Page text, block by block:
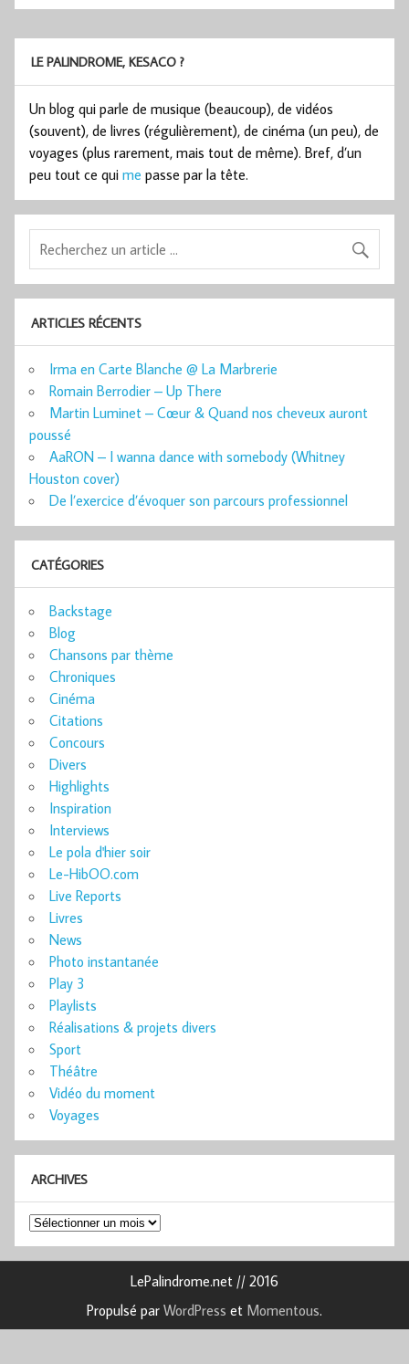
LE PALINDROME, KESACO ?
Un blog qui parle de musique (beaucoup), de vidéos
(souvent), de livres (régulièrement), de cinéma (un peu), de
voyages (plus rarement, mais tout de même). Bref, d’un
peu tout ce qui me passe par la tête.
ARTICLES RÉCENTS
Irma en Carte Blanche @ La Marbrerie
Romain Berrodier – Up There
Martin Luminet – Cœur & Quand nos cheveux auront
poussé
AaRON – I wanna dance with somebody (Whitney
Houston cover)
De l’exercice d’évoquer son parcours professionnel
CATÉGORIES
Backstage
Blog
Chansons par thème
Chroniques
Cinéma
Citations
Concours
Divers
Highlights
Inspiration
Interviews
Le pola d'hier soir
Le-HibOO.com
Live Reports
Livres
News
Photo instantanée
Play 3
Playlists
Réalisations & projets divers
Sport
Théâtre
Vidéo du moment
Voyages
ARCHIVES
Archives
LePalindrome.net // 2016
Propulsé par WordPress et Momentous.